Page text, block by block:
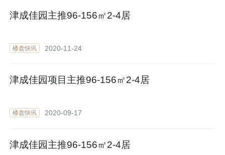
津成佳园主推96-156㎡2-4居
楼盘快讯 2020-11-24
津成佳园项目主推96-156㎡2-4居
楼盘快讯 2020-09-17
津成佳园主推96-156㎡2-4居